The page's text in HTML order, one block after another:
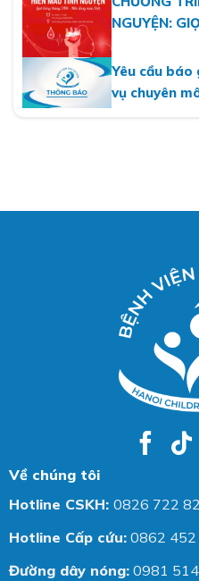
NGUYỆN:
Yêu cầu báo
vụ chuyên
Về chúng tôi
Hotline CSKH: 0826 722
Hotline Cấp cứu: 0862 452
Đường dây nóng: 0981